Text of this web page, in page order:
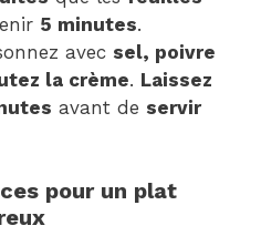
5 minutes.
avec sel, poivre
la crème. Laissez
avant de servir
pour un plat